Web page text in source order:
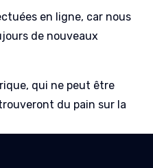
en ligne, car nous
de nouveaux
qui ne peut être
du pain sur la